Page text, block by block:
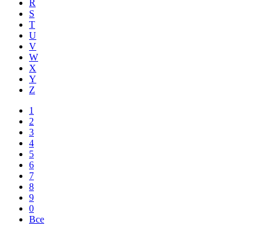
R
S
T
U
V
W
X
Y
Z
1
2
3
4
5
6
7
8
9
0
Все